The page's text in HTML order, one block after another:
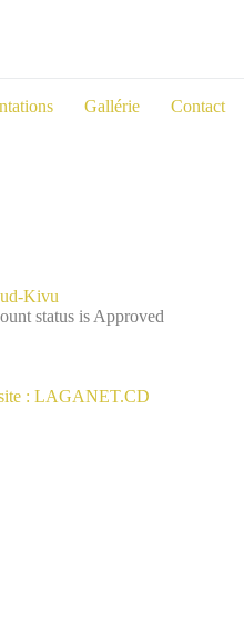
Gallérie Contact
Kivu
status is Approved
site : LAGANET.CD